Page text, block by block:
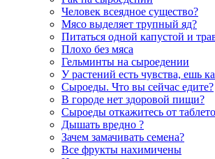
Человек всеядное существо?
Мясо выделяет трупный яд?
Питаться одной капустой и
Плохо без мяса
Гельминты на сыроедении
У растений есть чувства, ешь
Сыроеды. Что вы сейчас едите?
В городе нет здоровой пищи?
Сыроеды откажитесь от
Дышать вредно ?
Зачем замачивать семена?
Все фрукты нахимичены